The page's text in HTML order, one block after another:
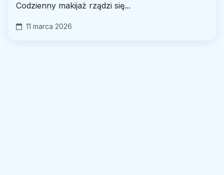
Codzienny makijaż rządzi się...
11 marca 2026